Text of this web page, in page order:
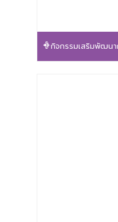
กิจกรรมเสริมพัฒนา